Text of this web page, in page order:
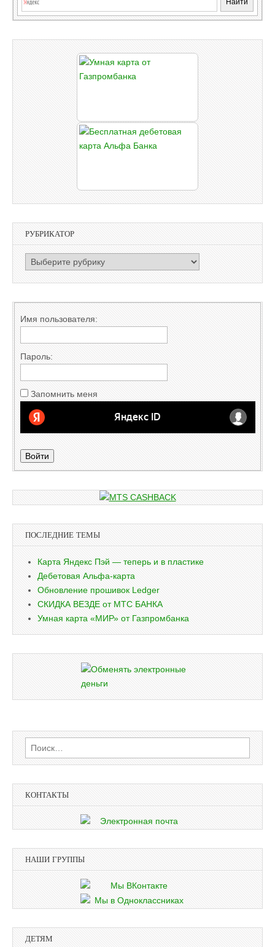
РУБРИКАТОР
РУБРИКАТОР
Имя пользователя:
Пароль:
Запомнить меня
Войти
ПОСЛЕДНИЕ ТЕМЫ
Карта Яндекс Пэй — теперь и в пластике
Дебетовая Альфа-карта
Обновление прошивок Ledger
СКИДКА ВЕЗДЕ от МТС БАНКА
Умная карта «МИР» от Газпромбанка
Найти:
КОНТАКТЫ
НАШИ ГРУППЫ
ДЕТЯМ